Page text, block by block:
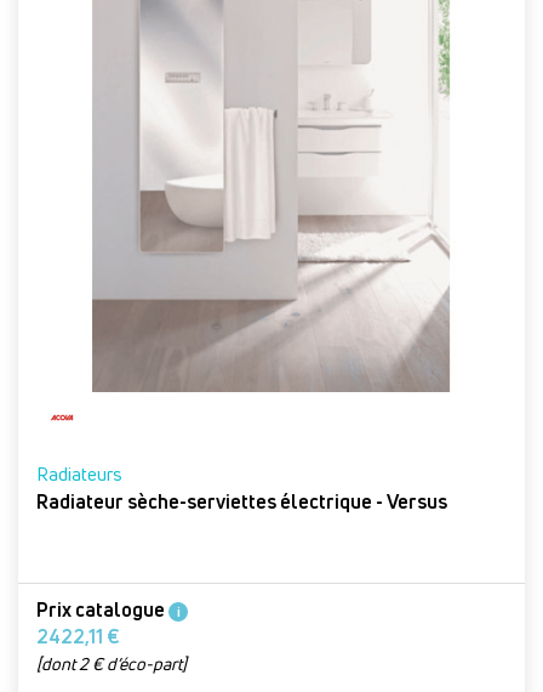
Radiateurs
Radiateur sèche-serviettes électrique - Versus
Prix catalogue i
2422,11 €
[dont 2 € d’éco-part]